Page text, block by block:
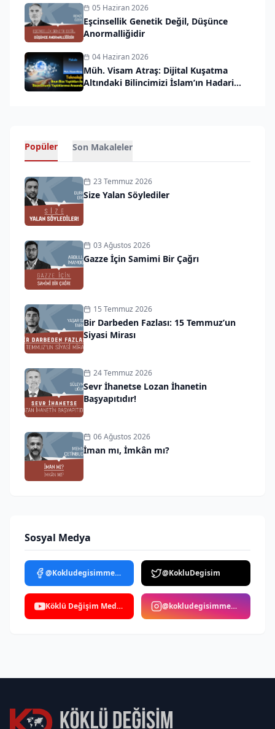
05 Haziran 2026
Eşcinsellik Genetik Değil, Düşünce
Anormalliğidir
04 Haziran 2026
Müh. Visam Atraş: Dijital Kuşatma
Altındaki Bilincimizi İslam’ın Hadari
Popüler Son Makaleler
23 Temmuz 2026
Size Yalan Söylediler
03 Ağustos 2026
Gazze İçin Samimi Bir Çağrı
15 Temmuz 2026
Bir Darbeden Fazlası: 15 Temmuz’un
Siyasi Mirası
24 Temmuz 2026
Sevr İhanetse Lozan İhanetin
Başyapıtıdır!
06 Ağustos 2026
İman mı, İmkân mı?
Sosyal Medya
@Kokludegisimmedya @KokluDegisim
Köklü Değişim Medya @kokludegisimmedya